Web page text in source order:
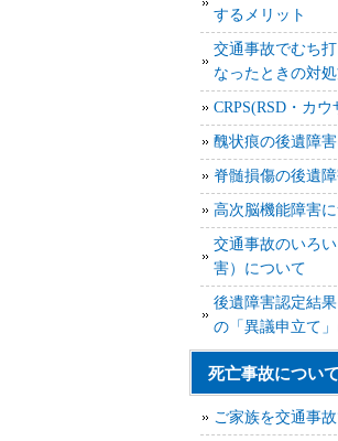
するメリット
交通事故でむち
なったときの対
CRPS(RSD・カ
醜状痕の後遺障
脊髄損傷の後遺
高次脳機能障害
交通事故のいろ
害）について
後遺障害認定結
の「異議申立て
死亡事故について
ご家族を交通事